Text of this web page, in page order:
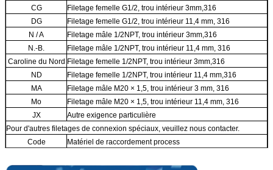
CG
Filetage femelle G1/2, trou intérieur 3mm,316
DG
Filetage femelle G1/2, trou intérieur 11,4 mm, 316
N / A
Filetage mâle 1/2NPT, trou intérieur 3mm,316
N.-B.
Filetage mâle 1/2NPT, trou intérieur 11,4 mm, 316
Caroline du Nord Filetage femelle 1/2NPT, trou intérieur 3mm,316
ND
Filetage femelle 1/2NPT, trou intérieur 11,4 mm,316
MA
Filetage mâle M20 × 1,5, trou intérieur 3 mm, 316
Mo
Filetage mâle M20 × 1,5, trou intérieur 11,4 mm, 316
JX
Autre exigence particulière
Pour d'autres filetages de connexion spéciaux, veuillez nous contacter.
Code
Matériel de raccordement process